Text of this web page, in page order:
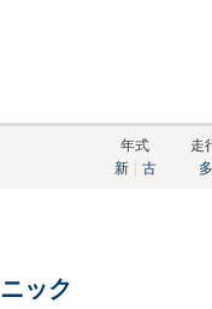
年式
新
古
走
多
ック